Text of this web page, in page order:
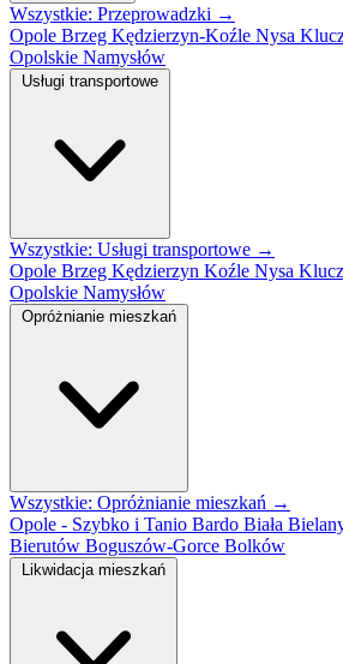
Wszystkie: Przeprowadzki →
Opole Brzeg Kędzierzyn-Koźle Nysa
Opolskie Namysłów
Usługi transportowe
Wszystkie: Usługi transportowe →
Opole Brzeg Kędzierzyn Koźle Nysa
Opolskie Namysłów
Opróżnianie mieszkań
Wszystkie: Opróżnianie mieszkań →
Opole - Szybko i Tanio Bardo Biała
Bierutów Boguszów-Gorce Bolków
Likwidacja mieszkań